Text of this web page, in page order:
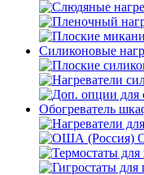
Силиконовые
Обогреватель